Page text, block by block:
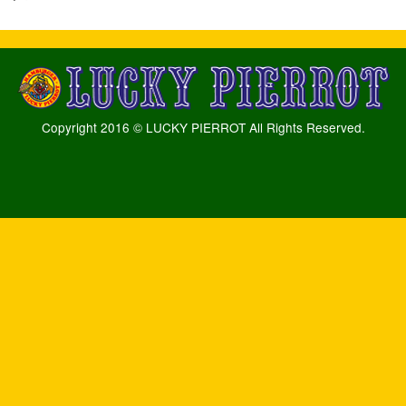
Copyright 2016 © LUCKY PIERROT All Rights Reserved.